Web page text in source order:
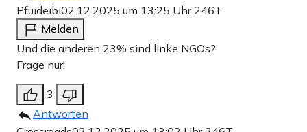
Pfuideibi02.12.2025 um 13:25 Uhr 246T
Melden
Und die anderen 23% sind linke NGOs?
Frage nur!
3
Antworten